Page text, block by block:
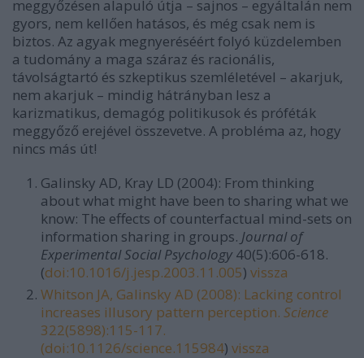
meggyőzésen alapuló útja – sajnos – egyáltalán nem
gyors, nem kellően hatásos, és még csak nem is
biztos. Az agyak megnyeréséért folyó küzdelemben
a tudomány a maga száraz és racionális,
távolságtartó és szkeptikus szemléletével – akarjuk,
nem akarjuk – mindig hátrányban lesz a
karizmatikus, demagóg politikusok és próféták
meggyőző erejével összevetve. A probléma az, hogy
nincs más út!
Galinsky AD, Kray LD (2004): From thinking
about what might have been to sharing what we
know: The effects of counterfactual mind-sets on
information sharing in groups. Journal of
Experimental Social Psychology 40(5):606-618.
(doi:10.1016/j.jesp.2003.11.005) vissza
Whitson JA, Galinsky AD (2008): Lacking control
increases illusory pattern perception. Science
322(5898):115-117.
(doi:10.1126/science.115984) vissza